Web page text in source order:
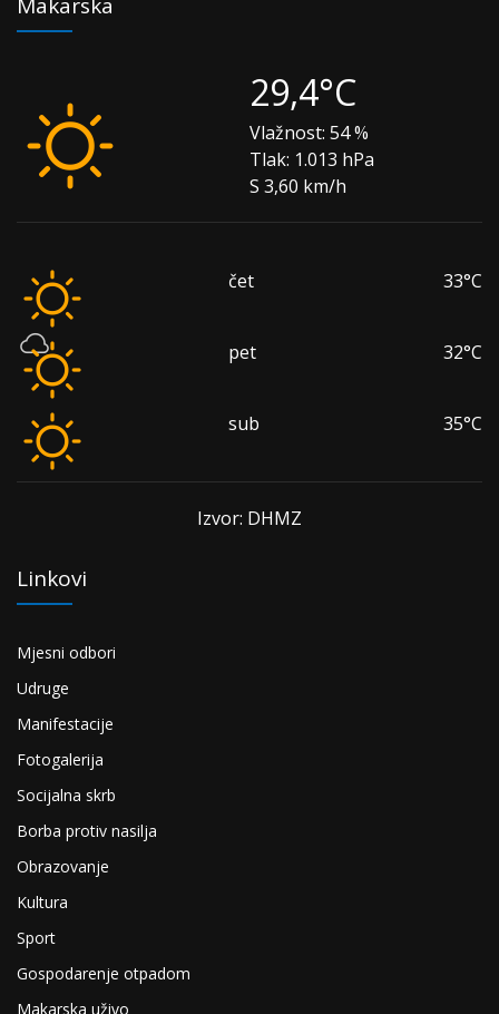
29,4°C
Vlažnost: 54 %
Tlak: 1.013 hPa
S 3,60 km/h
čet 33°C
pet 32°C
sub 35°C
Izvor: DHMZ
Linkovi
Mjesni odbori
Udruge
Manifestacije
Fotogalerija
Socijalna skrb
Borba protiv nasilja
Obrazovanje
Kultura
Sport
Gospodarenje otpadom
Makarska uživo